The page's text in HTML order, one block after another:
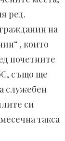
ред.
на
, които
почетните
също ще
служебен
си
такса